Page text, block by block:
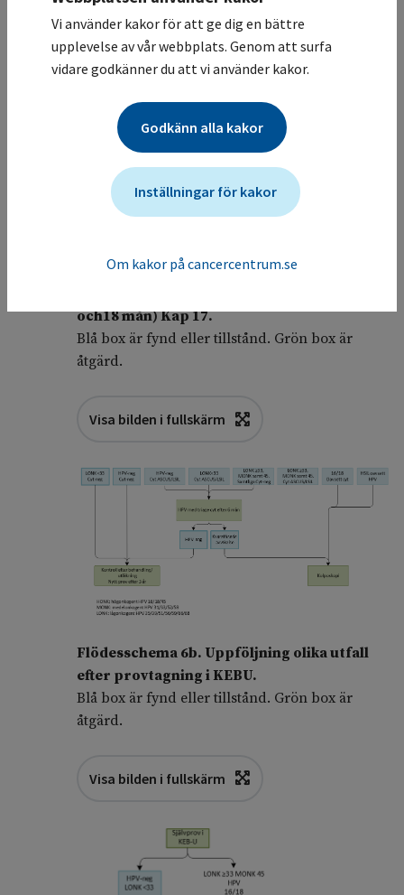
utföras vid uppföljande kolposkopi efter
behandling med cytologiska avvikelser
och/eller persisterande HPV-infektion, utan
Vi rekommenderar nytt cellprov med
dubbelanalys, kolposkopi med biopsier från
suspekta områden och eventuell cervixabrasio
vid indikation. Vidare uppföljning och/eller
behandling får bedömas utifrån svar på HPV,
Flödesschema 6a.Svar behandlingskontroll
och18 mån) Kap 17.
Blå box är fynd eller tillstånd. Grön box är
åtgärd.
Visa bilden i fullskärm
Flödesschema 6b. Uppföljning olika utfall
efter provtagning i KEBU.
Blå box är fynd eller tillstånd. Grön box är
åtgärd.
Visa bilden i fullskärm
Vi använder kakor för att ge dig en bättre
upplevelse av vår webbplats. Genom att surfa
vidare godkänner du att vi använder kakor.
Godkänn alla kakor
Inställningar för kakor
Om kakor på cancercentrum.se